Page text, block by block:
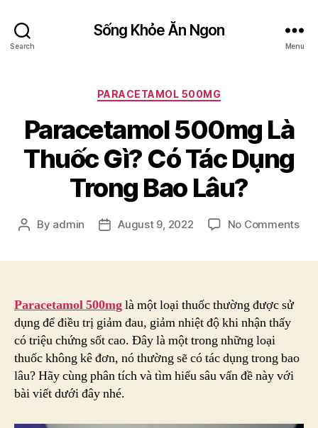
Search
Sống Khỏe Ăn Ngon
Menu
Categories
PARACETAMOL 500MG
Paracetamol 500mg Là
Thuốc Gì? Có Tác Dụng
Trong Bao Lâu?
Post
By admin
PostAugust 9, 2022 No Commentson
Paracetamol 500mglà một loại thuốc thường được sử
dụng để điều trị giảm đau, giảm nhiệt độ khi nhận thấy
có triệu chứng sốt cao. Đây là một trong những loại
thuốc không kê đơn, nó thường sẽ có tác dụng trong bao
lâu? Hãy cùng phân tích và tìm hiểu sâu vấn đề này với
bài viết dưới đây nhé.